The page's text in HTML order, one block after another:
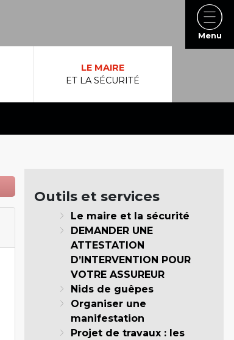
LE MAIRE
ET LA SÉCURITÉ
Outils et services
Le maire et la sécurité
DEMANDER UNE
ATTESTATION
D’INTERVENTION POUR
VOTRE ASSUREUR
Nids de guêpes
Organiser une
manifestation
Projet de travaux : les
Menu